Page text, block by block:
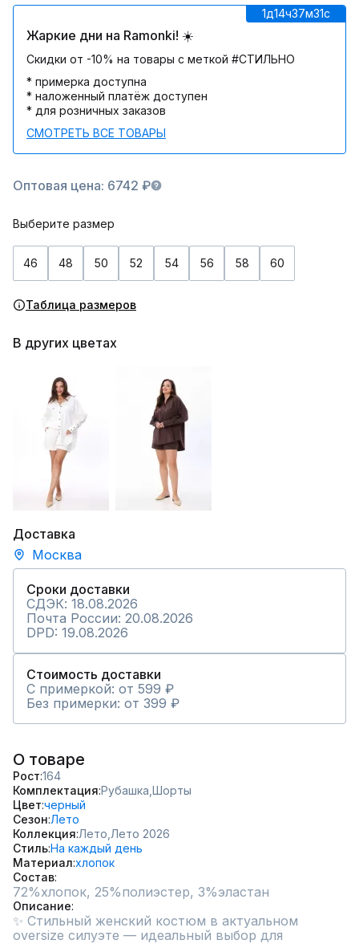
1д14ч37м31c
Жаркие дни на Ramonki! ☀️
Скидки от -10% на товары с меткой #СТИЛЬНО
* примерка доступна
* наложенный платёж доступен
* для розничных заказов
СМОТРЕТЬ ВСЕ ТОВАРЫ
Оптовая цена: 6742 ₽
Выберите размер
46 48 50 52 54 56 58 60
Таблица размеров
В других цветах
Доставка
Москва
Сроки доставки
СДЭК: 18.08.2026
Почта России: 20.08.2026
DPD: 19.08.2026
Стоимость доставки
С примеркой: от 599 ₽
Без примерки: от 399 ₽
О товаре
Рост 164
Комплектация Рубашка, Шорты
Цвет черный
Сезон Лето
Коллекция Лето, Лето 2026
СтильНа каждый день
Материал хлопок
Состав
72%хлопок, 25%полиэстер, 3%эластан
Описание
✨ Стильный женский костюм в актуальном
oversize силуэте — идеальный выбор для